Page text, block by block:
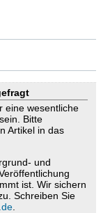
eine wesentliche
Bitte
Artikel in das
und
ist. Wir sichern
Schreiben Sie